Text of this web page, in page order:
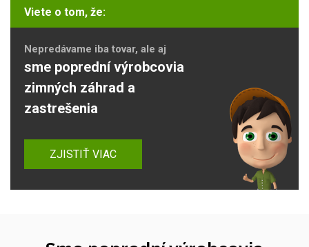
Viete o tom, že:
Nepredávame iba tovar, ale aj
sme poprední výrobcovia
zimných záhrad a
zastrešenia
ZJISTIŤ VIAC